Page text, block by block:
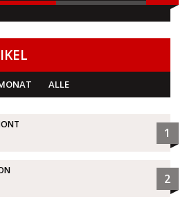
ALLE
1
2